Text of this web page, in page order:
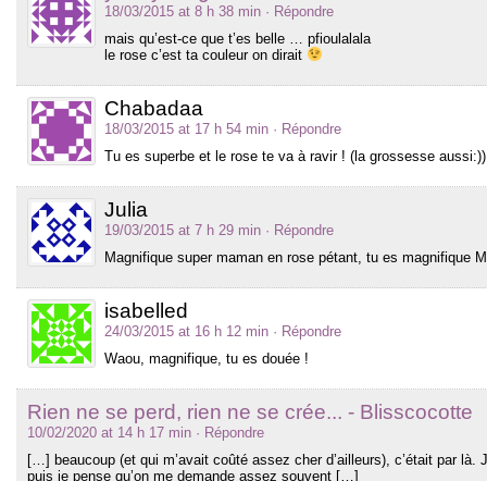
18/03/2015 at 8 h 38 min · Répondre
mais qu’est-ce que t’es belle … pfioulalala
le rose c’est ta couleur on dirait
Chabadaa
18/03/2015 at 17 h 54 min · Répondre
Tu es superbe et le rose te va à ravir ! (la grossesse aussi:))
Julia
19/03/2015 at 7 h 29 min · Répondre
Magnifique super maman en rose pétant, tu es magnifique
isabelled
24/03/2015 at 16 h 12 min · Répondre
Waou, magnifique, tu es douée !
Rien ne se perd, rien ne se crée... - Blisscocotte
10/02/2020 at 14 h 17 min · Répondre
[…] beaucoup (et qui m’avait coûté assez cher d’ailleurs), c’était par
puis je pense qu’on me demande assez souvent […]